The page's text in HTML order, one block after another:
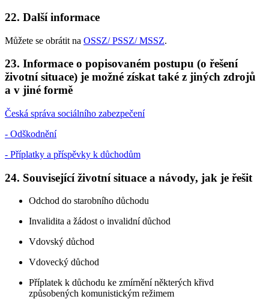
22. Další informace
Můžete se obrátit na OSSZ/ PSSZ/ MSSZ.
23. Informace o popisovaném postupu (o řešení
životní situace) je možné získat také z jiných zdrojů
a v jiné formě
Česká správa sociálního zabezpečení
- Odškodnění
- Příplatky a příspěvky k důchodům
24. Související životní situace a návody, jak je řešit
Odchod do starobního důchodu
Invalidita a žádost o invalidní důchod
Vdovský důchod
Vdovecký důchod
Příplatek k důchodu ke zmírnění některých křivd
způsobených komunistickým režimem